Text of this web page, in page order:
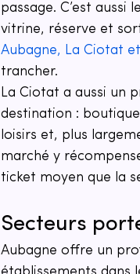
passage. C’est
vitrine, réserve et
Aubagne, La Ciotat
trancher.
La Ciotat a aussi un
destination :
loisirs et, plus
marché y
ticket moyen que la
Secteurs
Aubagne offre un